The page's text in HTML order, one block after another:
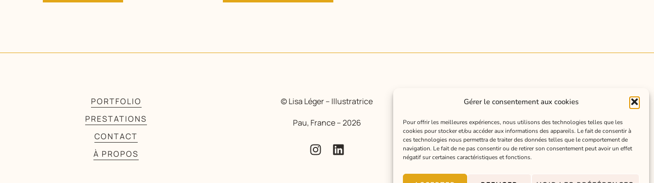
Gérer le consentement aux cookies
Pour offrir les meilleures expériences, nous utilisons des technologies telles que les
cookies pour stocker et/ou accéder aux informations des appareils. Le fait de consentir à
ces technologies nous permettra de traiter des données telles que le comportement de
navigation. Le fait de ne pas consentir ou de retirer son consentement peut avoir un effet
négatif sur certaines caractéristiques et fonctions.
PORTFOLIO
PRESTATIONS
CONTACT
À PROPOS
© Lisa Léger – Illustratrice
Pau, France – 2026
BOUTIQUE
COURRIER DE L'ATELIER
CONSEILS EN DESSIN
POLITIQUE DE